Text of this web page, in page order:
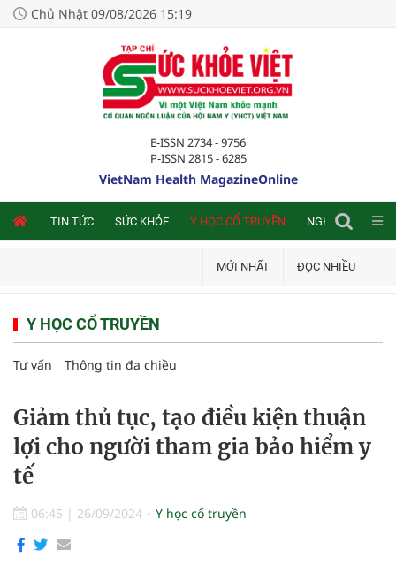
Chủ Nhật 09/08/2026 15:19
E-ISSN 2734 - 9756
P-ISSN 2815 - 6285
VietNam Health MagazineOnline
TIN TỨC SỨC KHỎE Y HỌC CỔ TRUYỀN NGHIÊN CỨU
MỚI NHẤT ĐỌC NHIỀU
Y HỌC CỔ TRUYỀN
Tư vấn Thông tin đa chiều
Giảm thủ tục, tạo điều kiện thuận
lợi cho người tham gia bảo hiểm y
tế
06:45 | 26/09/2024 Y học cổ truyền